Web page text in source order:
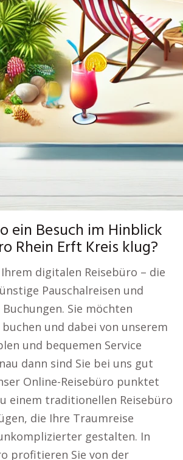
ein Besuch im Hinblick
Rhein Erft Kreis klug?
digitalen Reisebüro – die
Pauschalreisen und
Sie möchten
und dabei von unserem
und bequemen Service
dann sind Sie bei uns gut
Online-Reisebüro punktet
einem traditionellen Reisebüro
die Ihre Traumreise
gestalten. In
profitieren Sie von der